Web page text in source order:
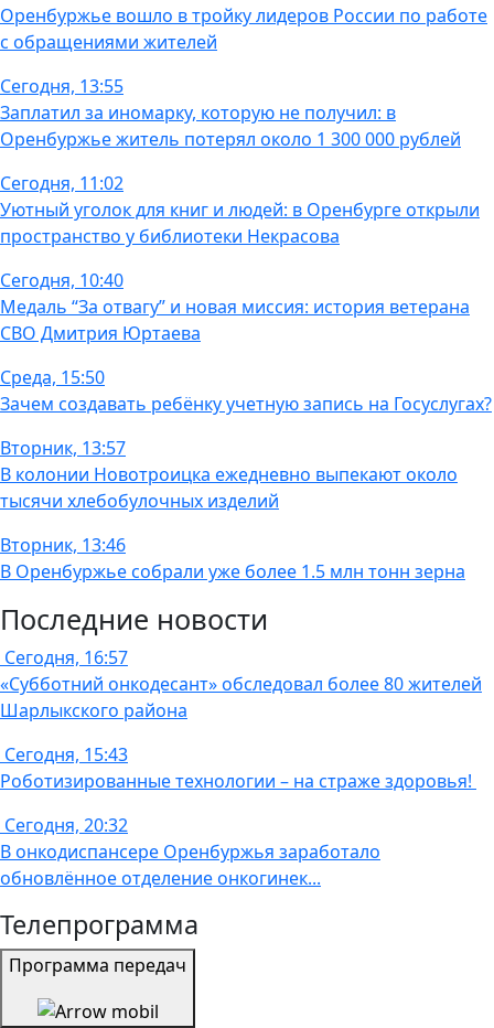
Оренбуржье вошло в тройку лидеров России по работе
с обращениями жителей
Сегодня, 13:55
Заплатил за иномарку, которую не получил: в
Оренбуржье житель потерял около 1 300 000 рублей
Сегодня, 11:02
Уютный уголок для книг и людей: в Оренбурге открыли
пространство у библиотеки Некрасова
Сегодня, 10:40
Медаль “За отвагу” и новая миссия: история ветерана
СВО Дмитрия Юртаева
Среда, 15:50
Зачем создавать ребёнку учетную запись на Госуслугах?
Вторник, 13:57
В колонии Новотроицка ежедневно выпекают около
тысячи хлебобулочных изделий
Вторник, 13:46
В Оренбуржье собрали уже более 1.5 млн тонн зерна
Последние новости
Сегодня, 16:57
«Субботний онкодесант» обследовал более 80 жителей
Шарлыкского района
Сегодня, 15:43
Роботизированные технологии – на страже здоровья!
Сегодня, 20:32
В онкодиспансере Оренбуржья заработало
обновлённое отделение онкогинек...
Телепрограмма
Программа передач